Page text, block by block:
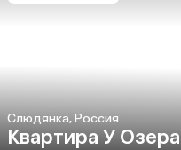
Слюдянка, Россия
Квартира У Озера